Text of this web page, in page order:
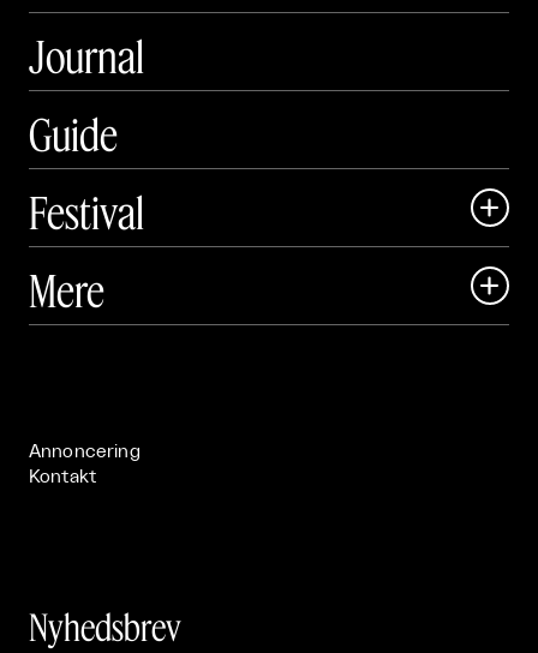
Journal
Guide
Festival

 Art Matter Festival
Mere 
Annoncering
Kontakt
Nyhedsbrev